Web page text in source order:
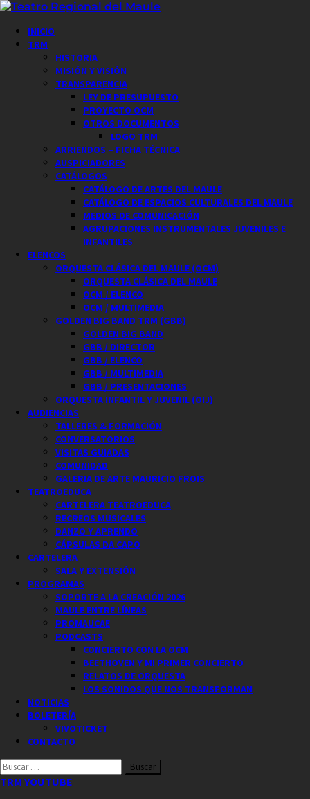
Saltar
contenido
Menú
principal
INICIO
TRM
HISTORIA
MISIÓN Y VISIÓN
TRANSPARENCIA
LEY DE PRESUPUESTO
PROYECTO OCM
OTROS DOCUMENTOS
LOGO TRM
ARRIENDOS – FICHA TÉCNICA
AUSPICIADORES
CATÁLOGOS
CATÁLOGO DE ARTES DEL MAULE
CATÁLOGO DE ESPACIOS CULTURALES DEL MAULE
MEDIOS DE COMUNICACIÓN
AGRUPACIONES INSTRUMENTALES JUVENILES E
INFANTILES
ELENCOS
ORQUESTA CLÁSICA DEL MAULE (OCM)
ORQUESTA CLÁSICA DEL MAULE
OCM / ELENCO
OCM / MULTIMEDIA
GOLDEN BIG BAND TRM (GBB)
GOLDEN BIG BAND
GBB / DIRECTOR
GBB / ELENCO
GBB / MULTIMEDIA
GBB / PRESENTACIONES
ORQUESTA INFANTIL Y JUVENIL (OIJ)
AUDIENCIAS
TALLERES & FORMACIÓN
CONVERSATORIOS
VISITAS GUIADAS
COMUNIDAD
GALERIA DE ARTE MAURICIO FROIS
TEATROEDUCA
CARTELERA TEATROEDUCA
RECREOS MUSICALES
DANZO Y APRENDO
CÁPSULAS DA CAPO
CARTELERA
SALA Y EXTENSIÓN
PROGRAMAS
SOPORTE A LA CREACIÓN 2026
MAULE ENTRE LÍNEAS
PROMAUCAE
PODCASTS
CONCIERTO CON LA OCM
BEETHOVEN Y MI PRIMER CONCIERTO
RELATOS DE ORQUESTA
LOS SONIDOS QUE NOS TRANSFORMAN
NOTICIAS
BOLETERÍA
VIVOTICKET
CONTACTO
Buscar
por:
TRM YOUTUBE